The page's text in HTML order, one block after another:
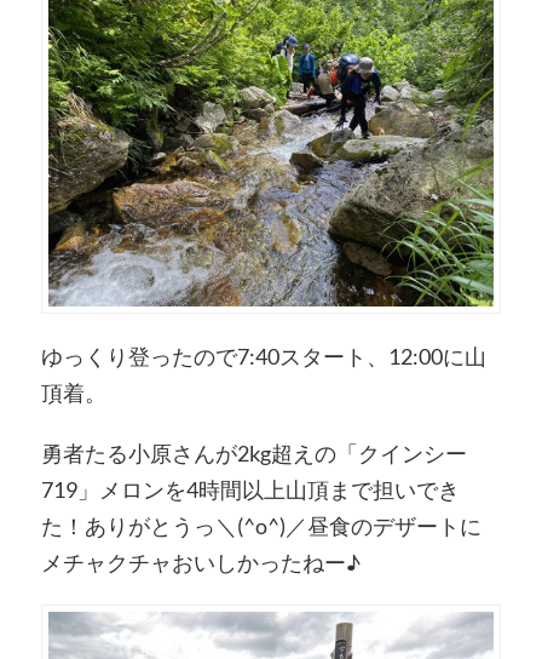
ゆっくり登ったので7:40スタート、12:00に山
頂着。
勇者たる小原さんが2kg超えの「クインシー
719」メロンを4時間以上山頂まで担いでき
た！ありがとうっ＼(^o^)／昼食のデザートに
メチャクチャおいしかったねー♪